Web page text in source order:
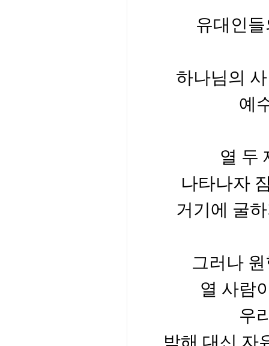
유대인
하나님의
예
열 두
나타나자
거기에 굴
그러나
열 사람
우
박해 대신 자